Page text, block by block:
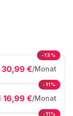
30,99 €/Monat
-13%
16,99 €/Monat
-11%
-11%